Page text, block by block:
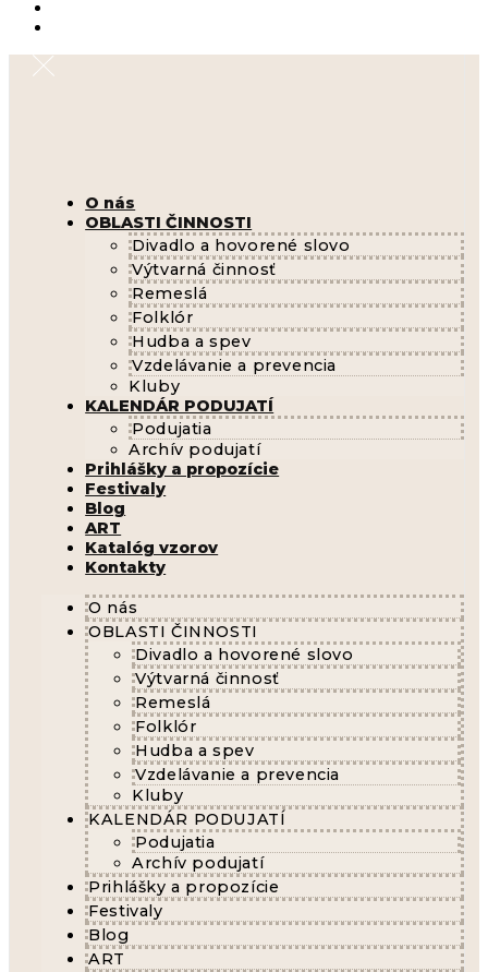
O nás
OBLASTI ČINNOSTI
Divadlo a hovorené slovo
Výtvarná činnosť
Remeslá
Folklór
Hudba a spev
Vzdelávanie a prevencia
Kluby
KALENDÁR PODUJATÍ
Podujatia
Archív podujatí
Prihlášky a propozície
Festivaly
Blog
ART
Katalóg vzorov
Kontakty
O nás
OBLASTI ČINNOSTI
Divadlo a hovorené slovo
Výtvarná činnosť
Remeslá
Folklór
Hudba a spev
Vzdelávanie a prevencia
Kluby
KALENDÁR PODUJATÍ
Podujatia
Archív podujatí
Prihlášky a propozície
Festivaly
Blog
ART